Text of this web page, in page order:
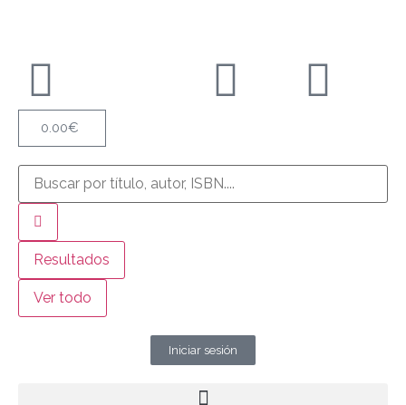
0.00€
Resultados
Ver todo
Iniciar sesión